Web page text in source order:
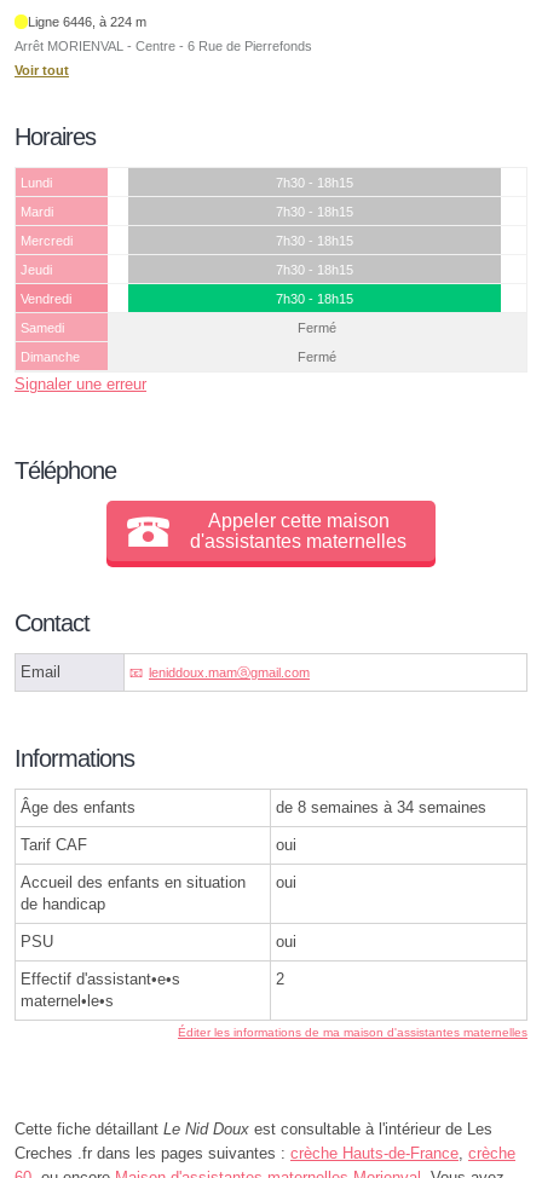
Ligne 6446, à 224 m
Arrêt MORIENVAL - Centre - 6 Rue de Pierrefonds
Voir tout
Horaires
Lundi
7h30 - 18h15
Mardi
7h30 - 18h15
Mercredi
7h30 - 18h15
Jeudi
7h30 - 18h15
Vendredi
7h30 - 18h15
Samedi
Fermé
Dimanche
Fermé
Signaler une erreur
Téléphone
Appeler cette maison
d'assistantes maternelles
Contact
Email leniddoux.mamⓐgmail.com
Informations
Âge des enfants de 8 semaines à 34 semaines
Tarif CAF oui
Accueil des enfants en situation
de handicap
oui
PSU oui
Effectif d'assistant•e•s
maternel•le•s
2
Éditer les informations de ma maison d'assistantes maternelles
Cette fiche détaillant Le Nid Doux est consultable à l'intérieur de Les
Creches .fr dans les pages suivantes : crèche Hauts-de-France crèche